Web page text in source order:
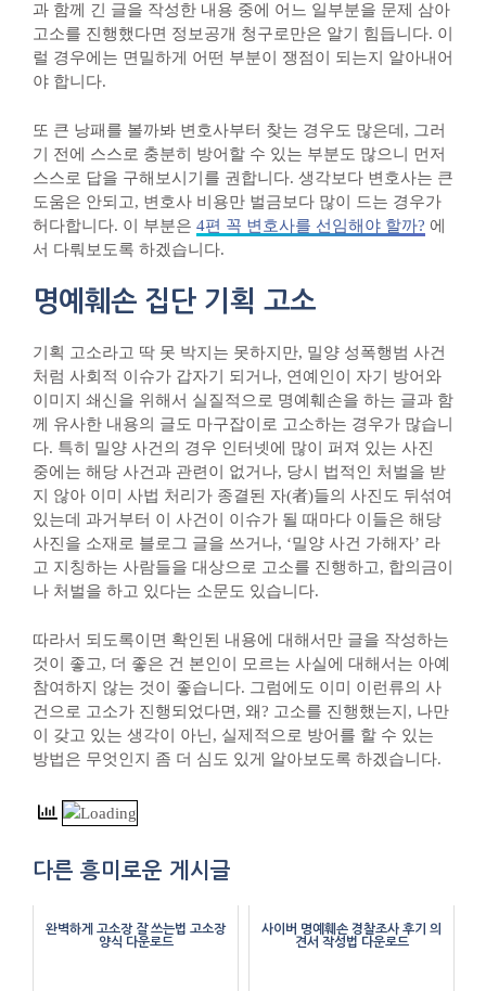
과 함께 긴 글을 작성한 내용 중에 어느 일부분을 문제 삼아
고소를 진행했다면 정보공개 청구로만은 알기 힘듭니다. 이
럴 경우에는 면밀하게 어떤 부분이 쟁점이 되는지 알아내어
야 합니다.
또 큰 낭패를 볼까봐 변호사부터 찾는 경우도 많은데, 그러
기 전에 스스로 충분히 방어할 수 있는 부분도 많으니 먼저
스스로 답을 구해보시기를 권합니다. 생각보다 변호사는 큰
도움은 안되고, 변호사 비용만 벌금보다 많이 드는 경우가
허다합니다. 이 부분은 4편 꼭 변호사를 선임해야 할까? 에
서 다뤄보도록 하겠습니다.
명예훼손 집단 기획 고소
기획 고소라고 딱 못 박지는 못하지만, 밀양 성폭행범 사건
처럼 사회적 이슈가 갑자기 되거나, 연예인이 자기 방어와
이미지 쇄신을 위해서 실질적으로 명예훼손을 하는 글과 함
께 유사한 내용의 글도 마구잡이로 고소하는 경우가 많습니
다. 특히 밀양 사건의 경우 인터넷에 많이 퍼져 있는 사진
중에는 해당 사건과 관련이 없거나, 당시 법적인 처벌을 받
지 않아 이미 사법 처리가 종결된 자(者)들의 사진도 뒤섞여
있는데 과거부터 이 사건이 이슈가 될 때마다 이들은 해당
사진을 소재로 블로그 글을 쓰거나, ‘밀양 사건 가해자’ 라
고 지칭하는 사람들을 대상으로 고소를 진행하고, 합의금이
나 처벌을 하고 있다는 소문도 있습니다.
따라서 되도록이면 확인된 내용에 대해서만 글을 작성하는
것이 좋고, 더 좋은 건 본인이 모르는 사실에 대해서는 아예
참여하지 않는 것이 좋습니다. 그럼에도 이미 이런류의 사
건으로 고소가 진행되었다면, 왜? 고소를 진행했는지, 나만
이 갖고 있는 생각이 아닌, 실제적으로 방어를 할 수 있는
방법은 무엇인지 좀 더 심도 있게 알아보도록 하겠습니다.
다른 흥미로운 게시글
완벽하게 고소장 잘 쓰는법 고소장
양식 다운로드
사이버 명예훼손 경찰조사 후기 의
견서 작성법 다운로드